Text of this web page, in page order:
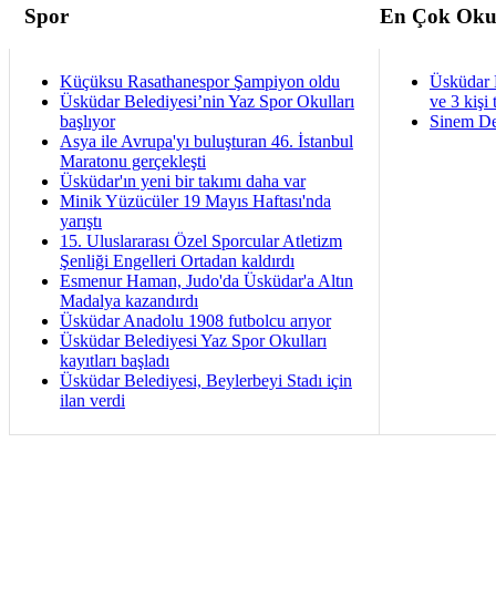
Spor En Çok
Küçüksu Rasathanespor Şampiyon oldu
Üsküdar Belediyesi’nin Yaz Spor Okulları
başlıyor
Asya ile Avrupa'yı buluşturan 46. İstanbul
Maratonu gerçekleşti
Üsküdar'ın yeni bir takımı daha var
Minik Yüzücüler 19 Mayıs Haftası'nda
yarıştı
15. Uluslararası Özel Sporcular Atletizm
Şenliği Engelleri Ortadan kaldırdı
Esmenur Haman, Judo'da Üsküdar'a Altın
Madalya kazandırdı
Üsküdar Anadolu 1908 futbolcu arıyor
Üsküdar Belediyesi Yaz Spor Okulları
kayıtları başladı
Üsküdar Belediyesi, Beylerbeyi Stadı için
ilan verdi
Üsküdar
ve 3 kişi
Sinem